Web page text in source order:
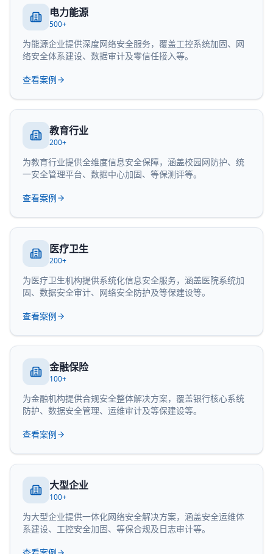
电力能源
500+
为能源企业提供深度网络安全服务，覆盖工控系统加固、网
络安全体系建设、数据审计及零信任接入等。
查看案例
教育行业
200+
为教育行业提供全维度信息安全保障，涵盖校园网防护、统
一安全管理平台、数据中心加固、等保测评等。
查看案例
医疗卫生
200+
为医疗卫生机构提供系统化信息安全服务，涵盖医院系统加
固、数据安全审计、网络安全防护及等保建设等。
查看案例
金融保险
100+
为金融机构提供合规安全整体解决方案，覆盖银行核心系统
防护、数据安全管理、运维审计及等保建设等。
查看案例
大型企业
100+
为大型企业提供一体化网络安全解决方案，涵盖安全运维体
系建设、工控安全加固、等保合规及日志审计等。